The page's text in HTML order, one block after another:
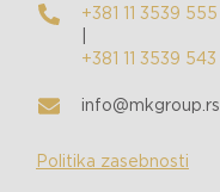
+381 11 3539 555
+381 11 3539 543
info@mkgroup.rs
Politika zasebnosti